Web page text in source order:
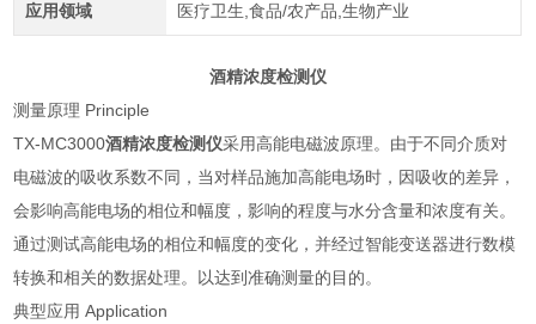
应用领域 医疗卫生,食品/农产品,生物产业
酒精浓度检测仪
测量原理 Principle
TX-MC3000酒精浓度检测仪采用高能电磁波原理。由于不同介质对
电磁波的吸收系数不同，当对样品施加高能电场时，因吸收的差异，
会影响高能电场的相位和幅度，影响的程度与水分含量和浓度有关。
通过测试高能电场的相位和幅度的变化，并经过智能变送器进行数模
转换和相关的数据处理。以达到准确测量的目的。
典型应用 Application